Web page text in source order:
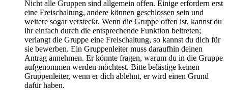
Nicht alle Gruppen sind allgemein offen. Einige erfordern erst
eine Freischaltung, andere können geschlossen sein und
weitere sogar versteckt. Wenn die Gruppe offen ist, kannst du
ihr einfach durch die entsprechende Funktion beitreten;
verlangt die Gruppe eine Freischaltung, so kannst du dich für
sie bewerben. Ein Gruppenleiter muss daraufhin deinen
Antrag annehmen. Er könnte fragen, warum du in die Gruppe
aufgenommen werden möchtest. Bitte belästige keinen
Gruppenleiter, wenn er dich ablehnt, er wird einen Grund
dafür haben.